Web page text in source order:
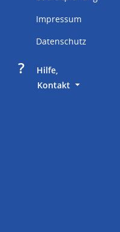
Impressum
Datenschutz
?
     Hilfe,
Kontakt